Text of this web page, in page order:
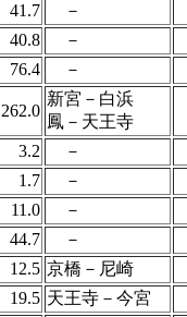
41.7
－
40.8
－
76.4 －
262.0
新宮－白浜
鳳－天王寺
3.2
－
1.7
－
11.0
－
44.7
－
12.5 京橋－尼崎
19.5 天王寺－今宮